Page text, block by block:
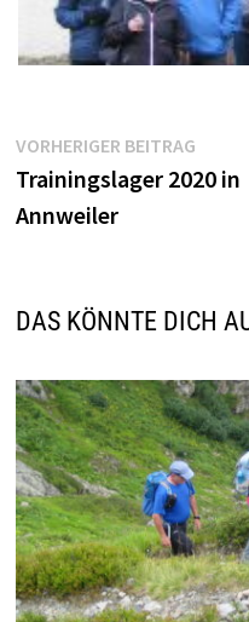
VORHERIGER BEITRAG
Trainingslager 2020 in
Annweiler
DAS KÖNNTE DICH